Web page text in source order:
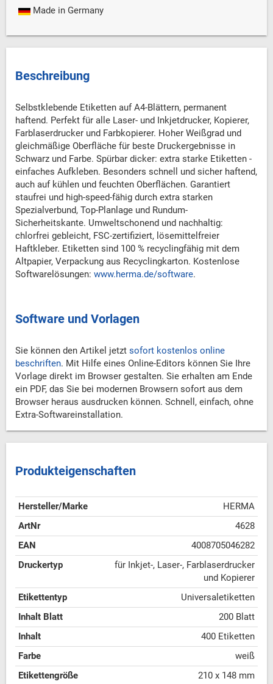
Made in Germany
Beschreibung
Selbstklebende Etiketten auf A4-Blättern, permanent
haftend. Perfekt für alle Laser- und Inkjetdrucker, Kopierer,
Farblaserdrucker und Farbkopierer. Hoher Weißgrad und
gleichmäßige Oberfläche für beste Druckergebnisse in
Schwarz und Farbe. Spürbar dicker: extra starke Etiketten -
einfaches Aufkleben. Besonders schnell und sicher haftend,
auch auf kühlen und feuchten Oberflächen. Garantiert
staufrei und high-speed-fähig durch extra starken
Spezialverbund, Top-Planlage und Rundum-
Sicherheitskante. Umweltschonend und nachhaltig:
chlorfrei gebleicht, FSC-zertifiziert, lösemittelfreier
Haftkleber. Etiketten sind 100 % recyclingfähig mit dem
Altpapier, Verpackung aus Recyclingkarton. Kostenlose
Softwarelösungen: www.herma.de/software.
Software und Vorlagen
Sie können den Artikel jetzt sofort kostenlos online
beschriften. Mit Hilfe eines Online-Editors können Sie Ihre
Vorlage direkt im Browser gestalten. Sie erhalten am Ende
ein PDF, das Sie bei modernen Browsern sofort aus dem
Browser heraus ausdrucken können. Schnell, einfach, ohne
Extra-Softwareinstallation.
Produkteigenschaften
Hersteller/Marke
HERMA
ArtNr
4628
EAN
4008705046282
Druckertyp
für Inkjet-, Laser-, Farblaserdrucker
und Kopierer
Etikettentyp
Universaletiketten
Inhalt Blatt
200 Blatt
Inhalt
400 Etiketten
Farbe
weiß
Etikettengröße
210 x 148 mm